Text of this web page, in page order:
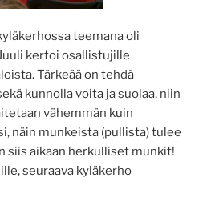
teemana oli
kertoi osallistujille
Tärkeää on tehdä
kunnolla voita ja suolaa, niin
vähemmän kuin
näin munkeista (pullista) tulee
siis aikaan herkulliset munkit!
seuraava kyläkerho